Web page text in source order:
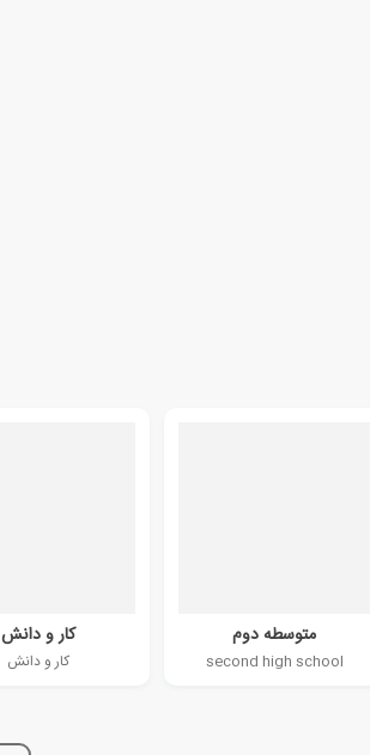
متوسطه دوم
second high school
کار و دانش
کار و دانش